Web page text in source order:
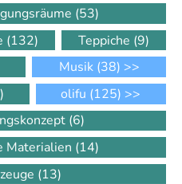
(53)
(132) Teppiche (9)
Musik (38) >>
olifu (125) >>
(6)
Materialien (14)
(13)